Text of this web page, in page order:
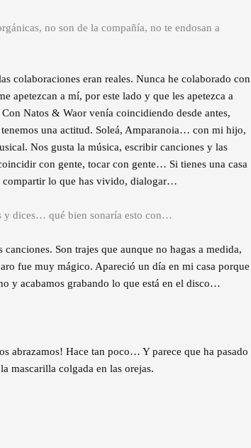
no son de la compañía, no te endosan a
colaboraciones eran reales. Nunca he colaborado con
apetezcan a mí, por este lado y que les apetezca a
Natos & Waor venía coincidiendo desde antes,
una actitud. Soleá, Amparanoia… con mi hijo,
Nos gusta la música, escribir canciones y las
con gente, tocar con gente… Si tienes una casa
compartir lo que has vivido, dialogar…
y dices… qué bien sonaría esto con…
Son trajes que aunque no hagas a medida,
fue muy mágico. Apareció un día en mi casa porque
y acabamos grabando lo que está en el disco…
abrazamos! Hace tan poco… Y parece que ha pasado
mascarilla colgada en las orejas.